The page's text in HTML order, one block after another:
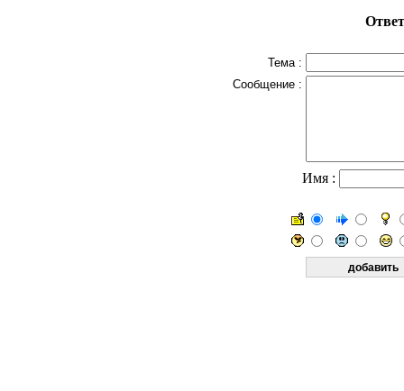
Тема :
Сообщение :
Имя :